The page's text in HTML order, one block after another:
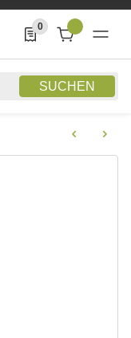
SUCHEN
0
0 Produkte in der